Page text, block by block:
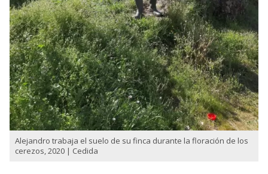
Alejandro trabaja el suelo de su finca durante la floración de los
cerezos, 2020 | Cedida